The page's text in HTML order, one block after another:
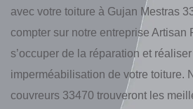
avec votre toiture à Gujan Mestras
compter sur notre entreprise Artisan
s’occuper de la réparation et
imperméabilisation de votre toiture.
couvreurs 33470 trouveront les